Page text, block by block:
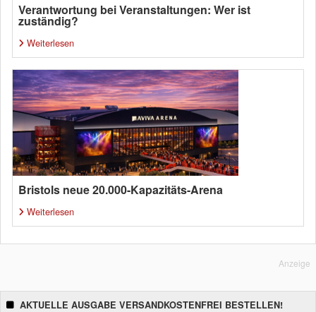
Verantwortung bei Veranstaltungen: Wer ist
zuständig?
Weiterlesen
Bristols neue 20.000-Kapazitäts-Arena
Weiterlesen
Anzeige
AKTUELLE AUSGABE VERSANDKOSTENFREI BESTELLEN!